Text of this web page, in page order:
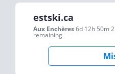
estski.ca
Aux Enchères6d 12h 50m
remaining